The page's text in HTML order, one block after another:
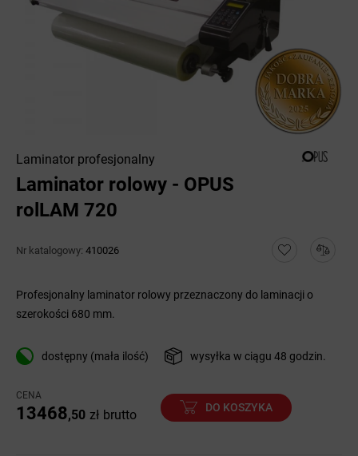
Laminator profesjonalny
Laminator rolowy - OPUS
rolLAM 720
Nr katalogowy: 410026
Profesjonalny laminator rolowy przeznaczony do laminacji o
szerokości 680 mm.
dostępny (mała ilość) wysyłka w ciągu 48 godzin.
CENA
13468,50 zł brutto
DO KOSZYKA